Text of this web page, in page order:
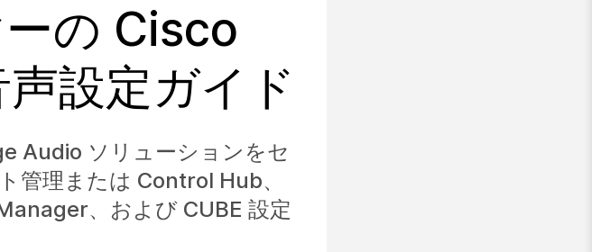
の Cisco
設定ガイド
Audio ソリューションをセ
管理または Control Hub、
、および CUBE 設定